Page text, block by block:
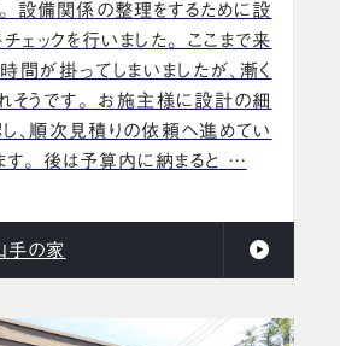
設備関係の整理をするために設
ェックを行いました。 ここまで来
間が掛ってしまいましたが、漸く
そうです。 お施主様に設計の細
、順次見積りの依頼へ進めてい
す。 後は予算内に納まると …
手の家